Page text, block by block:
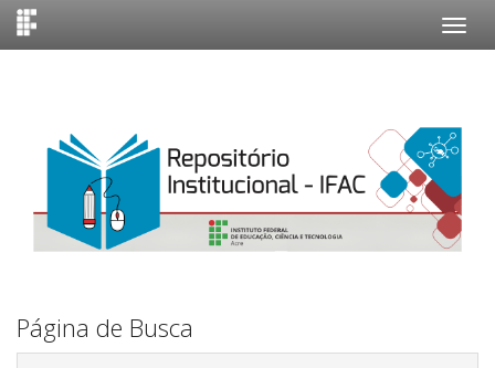
Página de Busca